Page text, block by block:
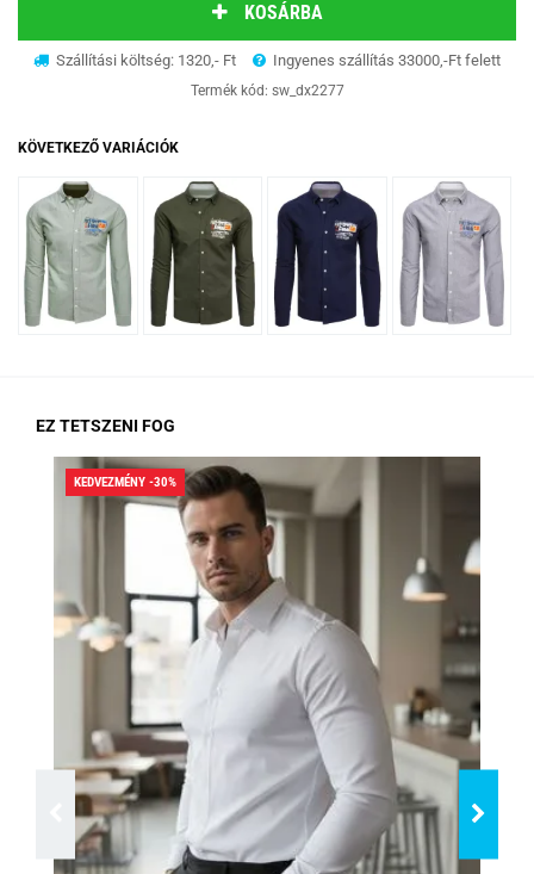
KOSÁRBA
Szállítási költség: 1320,- Ft Ingyenes szállítás 33000,-Ft felett
Termék kód: sw_dx2277
KÖVETKEZŐ VARIÁCIÓK
EZ TETSZENI FOG
KEDVEZMÉNY -30%